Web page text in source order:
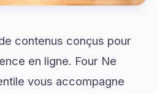
contenus conçus pour
en ligne. Four Ne
vous accompagne